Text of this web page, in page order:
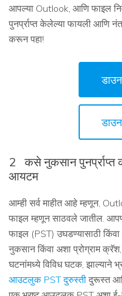
आपल्या Outlook, आणि फाइल
पुनर्प्राप्त केलेल्या फायली आणि
करून पहा!
2 कसे नुकसान पुनर्प्राप्त
आयटम
आम्ही सर्व माहीत आहे म्हणून,
फाइल म्हणून साठवले जातील.
फाइल (PST) उघडण्यासाठी
नुकसान किंवा अशा प्रोग्राम
घटनांमध्ये विविध घटक, झाल्याने
आउटलुक PST दुरुस्ती दुरूस्त